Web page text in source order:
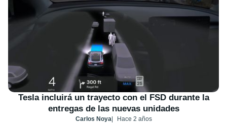
Tesla incluirá un trayecto con el FSD durante la
entregas de las nuevas unidades
Carlos Noya Hace 2 años